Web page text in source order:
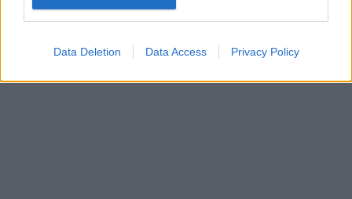
Data Deletion Data Access Privacy Policy